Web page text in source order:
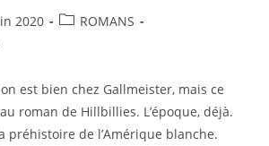
2020
ROMANS
est bien chez Gallmeister, mais ce
roman de Hillbillies. L’époque, déjà.
préhistoire de l’Amérique blanche.